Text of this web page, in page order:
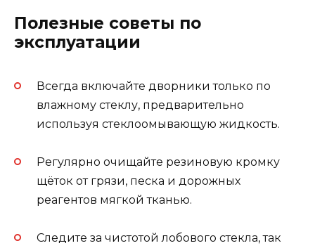
Полезные советы по
эксплуатации
Всегда включайте дворники только по
влажному стеклу, предварительно
используя стеклоомывающую жидкость.
Регулярно очищайте резиновую кромку
щёток от грязи, песка и дорожных
реагентов мягкой тканью.
Следите за чистотой лобового стекла, так